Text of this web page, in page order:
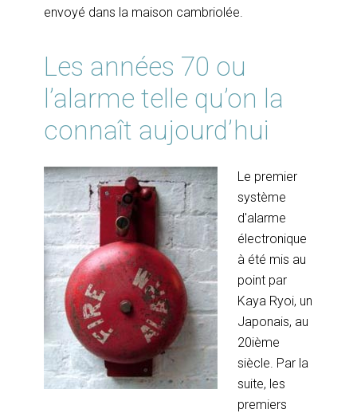
envoyé dans la maison cambriolée.
Les années 70 ou
l’alarme telle qu’on la
connaît aujourd’hui
Le premier
système
d'alarme
électronique
à été mis au
point par
Kaya Ryoi, un
Japonais, au
20ième
siècle. Par la
suite, les
premiers